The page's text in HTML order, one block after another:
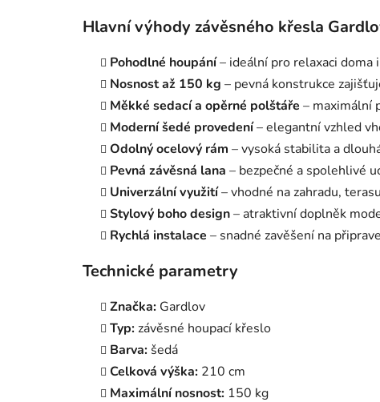
Hlavní výhody závěsného křesla
Pohodlné houpání– ideální pro relaxaci doma
Nosnost až 150 kg – pevná konstrukce
Měkké sedací a opěrné polštáře – maximální
Moderní šedé provedení– elegantní vzhled
Odolný ocelový rám – vysoká stabilita a
Pevná závěsná lana – bezpečné a spolehlivé
Univerzální využití– vhodné na zahradu,
Stylový boho design– atraktivní doplněk
Rychlá instalace – snadné zavěšení na
Technické parametry
Značka: Gardlov
Typ:závěsné houpací křeslo
Barva: šedá
Celková výška: 210 cm
Maximální nosnost: 150 kg